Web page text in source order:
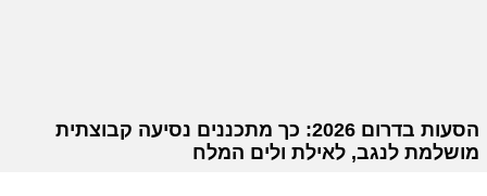
הסעות בדרום 2026: כך מתכננים נסיעה קבוצתית
מושלמת לנגב, לאילת ולים המלח